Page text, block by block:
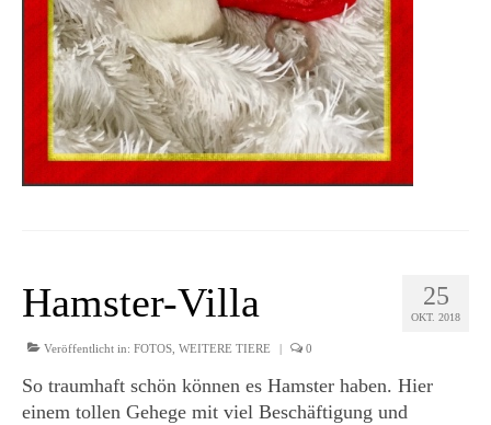
25
OKT. 2018
Hamster-Villa
Veröffentlicht in: FOTOS WEITERE TIERE | 0
So traumhaft schön können es Hamster haben. Hier
einem tollen Gehege mit viel Beschäftigung und